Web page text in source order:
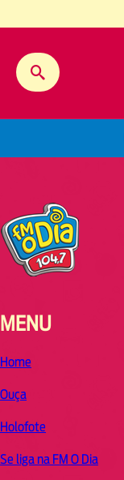
MENU
Home
Ouça
Holofote
Se liga na FM O Dia